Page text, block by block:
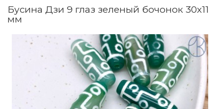
Бусина Дзи 9 глаз зеленый бочонок 30х11
мм